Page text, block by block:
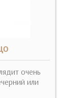
очень
или